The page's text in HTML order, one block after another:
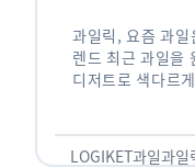
과일릭, 요즘 과
렌드 최근 과일을
디저트로 색다르
…
LOGIKET과일과일